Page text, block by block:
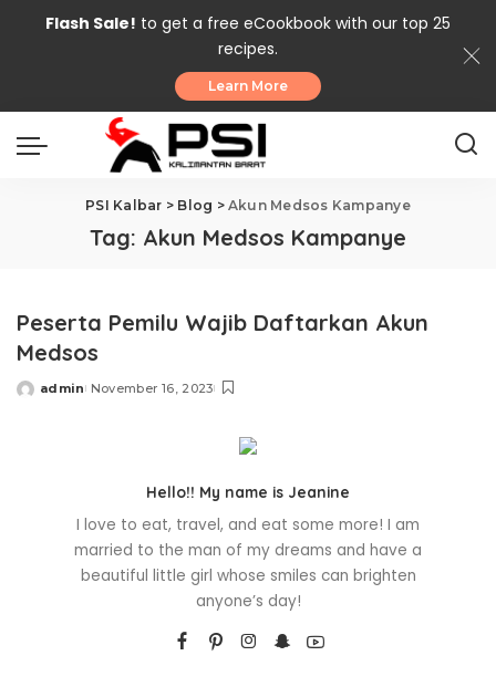
Flash Sale! to get a free eCookbook with our top 25
recipes.
Learn More
PSI Kalbar > Blog >Akun Medsos Kampanye
Tag: Akun Medsos Kampanye
Peserta Pemilu Wajib Daftarkan Akun
Medsos
Posted
admin November 16, 2023
Hello!! My name is Jeanine
I love to eat, travel, and eat some more! I am
married to the man of my dreams and have a
beautiful little girl whose smiles can brighten
anyone’s day!